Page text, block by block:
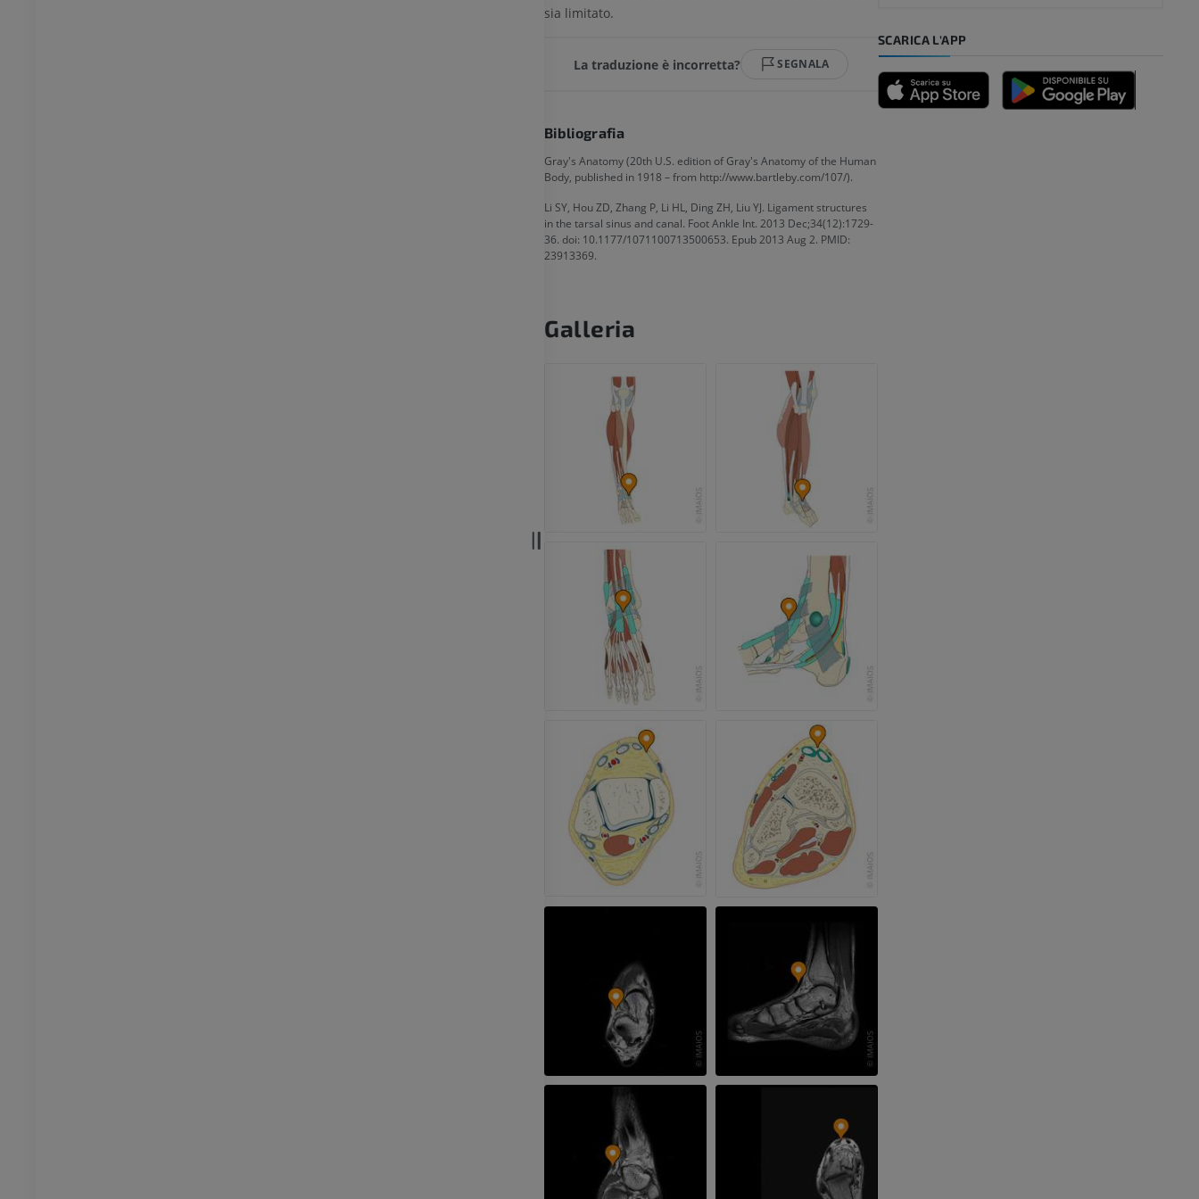
sia limitato.
La traduzione è incorretta? SEGNALA
Bibliografia
Gray's Anatomy (20th U.S. edition of Gray's Anatomy of the Human
Body, published in 1918 – from http://www.bartleby.com/107/).
Li SY, Hou ZD, Zhang P, Li HL, Ding ZH, Liu YJ. Ligament structures
in the tarsal sinus and canal. Foot Ankle Int. 2013 Dec;34(12):1729-
36. doi: 10.1177/1071100713500653. Epub 2013 Aug 2. PMID:
23913369.
Galleria
Arteriografia dell'arto
PREMIUM
TC
GRATUITO
SCARICA L'APP